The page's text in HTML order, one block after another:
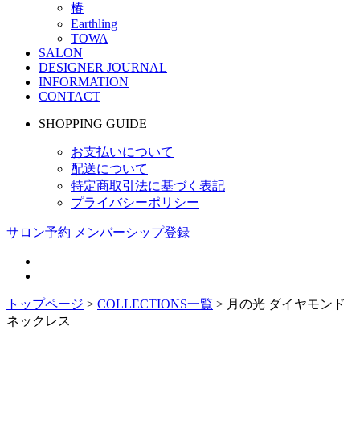
椿
Earthling
TOWA
SALON
DESIGNER JOURNAL
INFORMATION
CONTACT
SHOPPING GUIDE
お支払いについて
配送について
特定商取引法に基づく表記
プライバシーポリシー
サロン予約 メンバーシップ登録
トップページ > COLLECTIONS一覧 > 月の光 ダイヤモンド
ネックレス